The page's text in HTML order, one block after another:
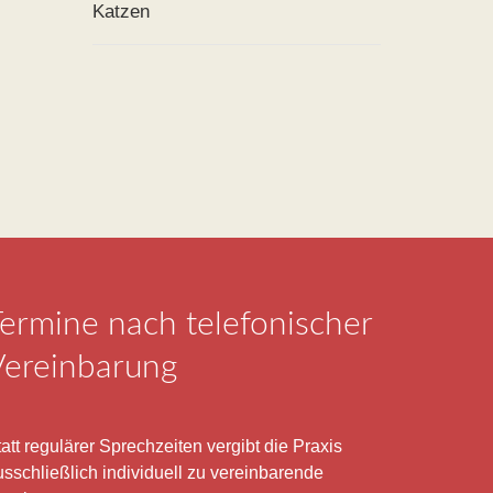
Katzen
Termine nach telefonischer
regulärer Sprechzeiten vergibt die Praxis
individuell zu vereinbarende